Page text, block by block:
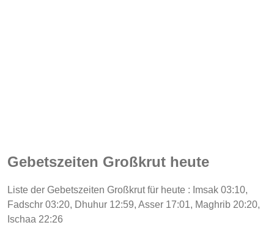
Gebetszeiten Großkrut heute
Liste der Gebetszeiten Großkrut für heute : Imsak 03:10,
Fadschr 03:20, Dhuhur 12:59, Asser 17:01, Maghrib 20:20,
Ischaa 22:26